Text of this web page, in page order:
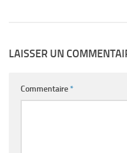
LAISSER UN
Commentaire*